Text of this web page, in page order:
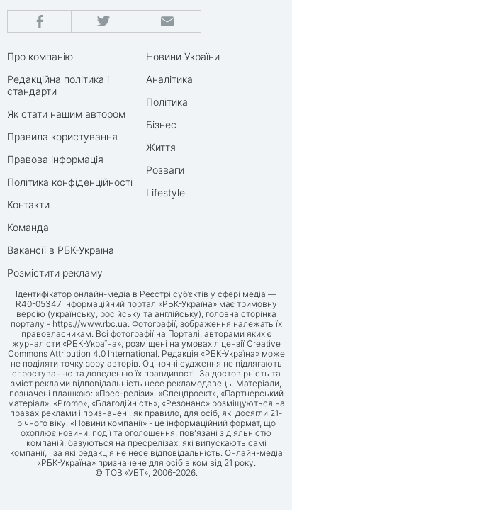
Про компанію
Редакційна політика і
стандарти
Як стати нашим автором
Правила користування
Правова інформація
Політика конфіденційності
Контакти
Команда
Вакансії в РБК-Україна
Розмістити рекламу
Новини України
Аналітика
Політика
Бізнес
Життя
Розваги
Lifestyle
Ідентифікатор онлайн-медіа в Реєстрі суб’єктів у сфері медіа —
R40-05347 Інформаційний портал «РБК-Україна» має тримовну
версію (українську, російську та англійську), головна сторінка
порталу - https://www.rbc.ua. Фотографії, зображення належать їх
правовласникам. Всі фотографії на Порталі, авторами яких є
журналісти «РБК-Україна», розміщені на умовах ліцензії Creative
Commons Attribution 4.0 International. Редакція «РБК-Україна» може
не поділяти точку зору авторів. Оціночні судження не підлягають
спростуванню та доведенню їх правдивості. За достовірність та
зміст реклами відповідальність несе рекламодавець. Матеріали,
позначені плашкою: «Прес-релізи», «Спецпроект», «Партнерський
матеріал», «Promo», «Благодійність», «Резонанс» розміщуються на
правах реклами і призначені, як правило, для осіб, які досягли 21-
річного віку. «Новини компанії» - це інформаційний формат, що
охоплює новини, події та оголошення, пов'язані з діяльністю
компаній, базуються на пресрелізах, які випускають самі
компанії, і за які редакція не несе відповідальність. Онлайн-медіа
«РБК-Україна» призначене для осіб віком від 21 року.
© ТОВ «УБТ», 2006-2026.